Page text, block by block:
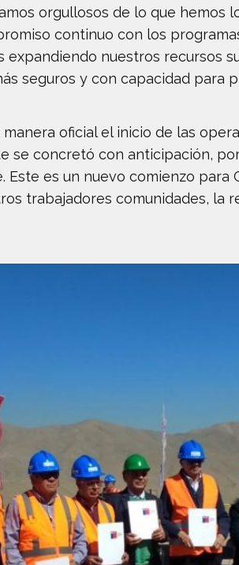
orgullosos de lo que hemos
continuo con los
nuestros recursos
seguros y con capacidad para
oficial el inicio de las
se concretó con anticipación,
es un nuevo comienzo para
trabajadores comunidades, la